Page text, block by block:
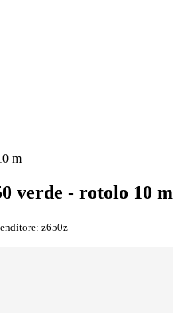
m
verde - rotolo 10 m
z650z